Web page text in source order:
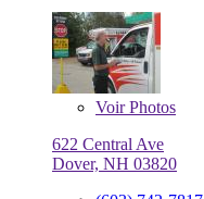
VoirPhotos
622 Central Ave
Dover, NH 03820